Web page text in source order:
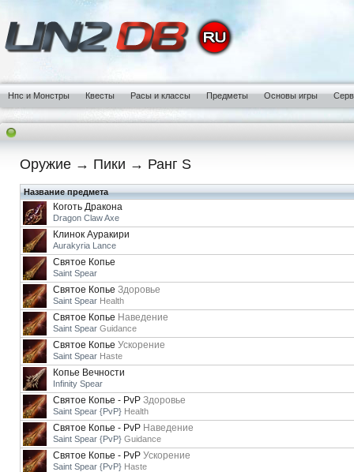
Нпс и Монстры Квесты Расы и классы Предметы Основы игры
Оружие → Пики → Ранг S
Название предмета
Коготь Дракона
Dragon Claw Axe
Клинок Ауракири
Aurakyria Lance
Святое Копье
Saint Spear
Святое Копье Здоровье
Saint Spear Health
Святое Копье Наведение
Saint Spear Guidance
Святое Копье Ускорение
Saint Spear Haste
Копье Вечности
Infinity Spear
Святое Копье - PvP Здоровье
Saint Spear {PvP} Health
Святое Копье - PvP Наведение
Saint Spear {PvP} Guidance
Святое Копье - PvP Ускорение
Saint Spear {PvP} Haste